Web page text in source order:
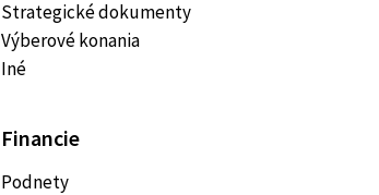
Strategické dokumenty
Výberové konania
Iné
Financie
Podnety